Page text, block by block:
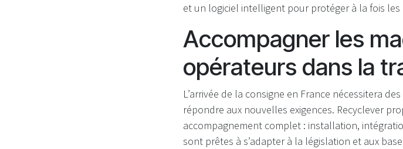
et un logiciel intelligent pour protéger à la fois
Accompagner les
opérateurs dans la
L’arrivée de la consigne en France nécessitera
répondre aux nouvelles exigences. Recyclever
accompagnement complet : installation,
sont prêtes à s’adapter à la législation et aux